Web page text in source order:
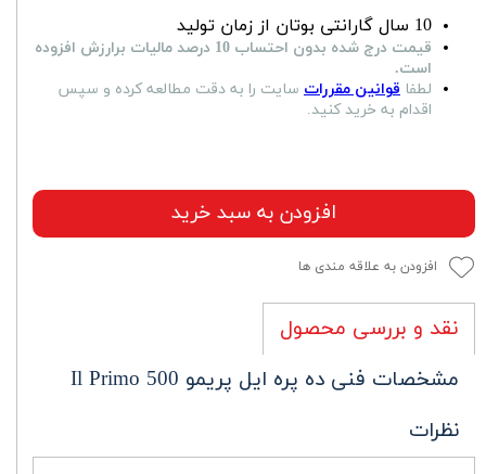
10 سال گارانتی بوتان از زمان تولید
قیمت درج شده بدون احتساب 10 درصد مالیات برارزش افزوده
است.
لطفا قوانین مقررات سایت را به دقت مطالعه کرده و سپس
اقدام به خرید کنید.
افزودن به سبد خرید
افزودن به علاقه مندی ها
نقد و بررسی محصول
مشخصات فنی ده پره ایل پریمو Il Primo 500
نظرات